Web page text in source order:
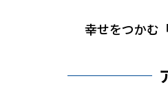
幸せをつかむ